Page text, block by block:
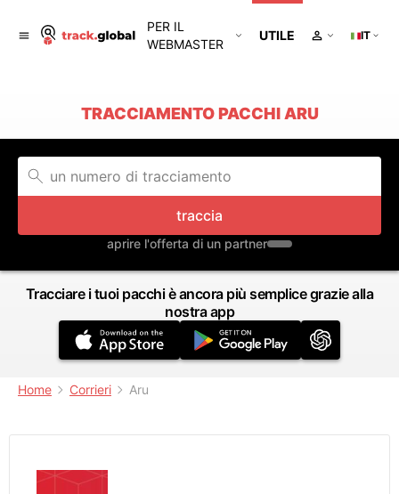
PER IL
WEBMASTER
UTILE IT
TRACCIAMENTO PACCHI ARU
traccia
aprire l'offerta di un partner
Tracciare i tuoi pacchi è ancora più semplice grazie alla
nostra app
Home Corrieri Aru